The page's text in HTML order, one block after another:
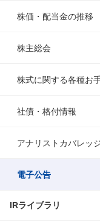
株価・配当金の推移
株主総会
株式に関する各種お
社債・格付情報
アナリストカバレッ
電子公告
IRライブラリ